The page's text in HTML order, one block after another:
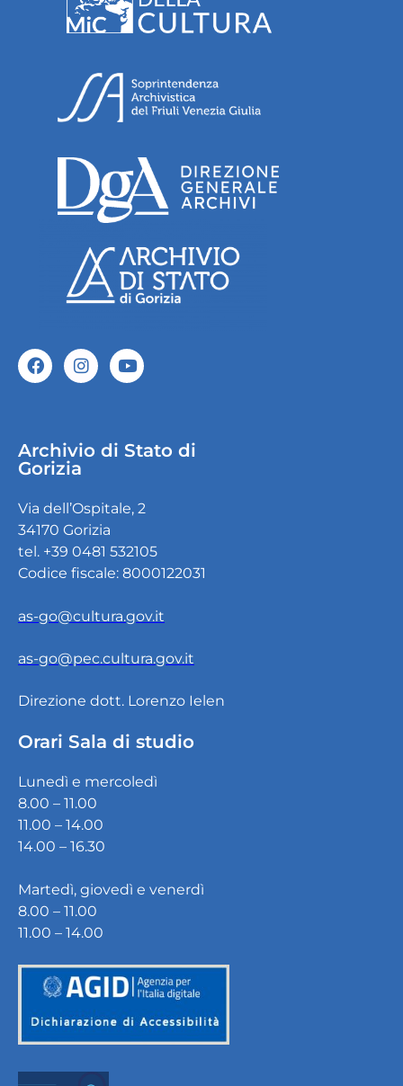
Archivio di Stato di
Gorizia
Via dell’Ospitale, 2
34170 Gorizia
tel. +39 0481 532105
Codice fiscale: 8000122031
as-go@cultura.gov.it
as-go@pec.cultura.gov.it
Direzione dott. Lorenzo Ielen
Orari Sala di studio
Lunedì e mercoledì
8.00 – 11.00
11.00 – 14.00
14.00 – 16.30
Martedì, giovedì e venerdì
8.00 – 11.00
11.00 – 14.00